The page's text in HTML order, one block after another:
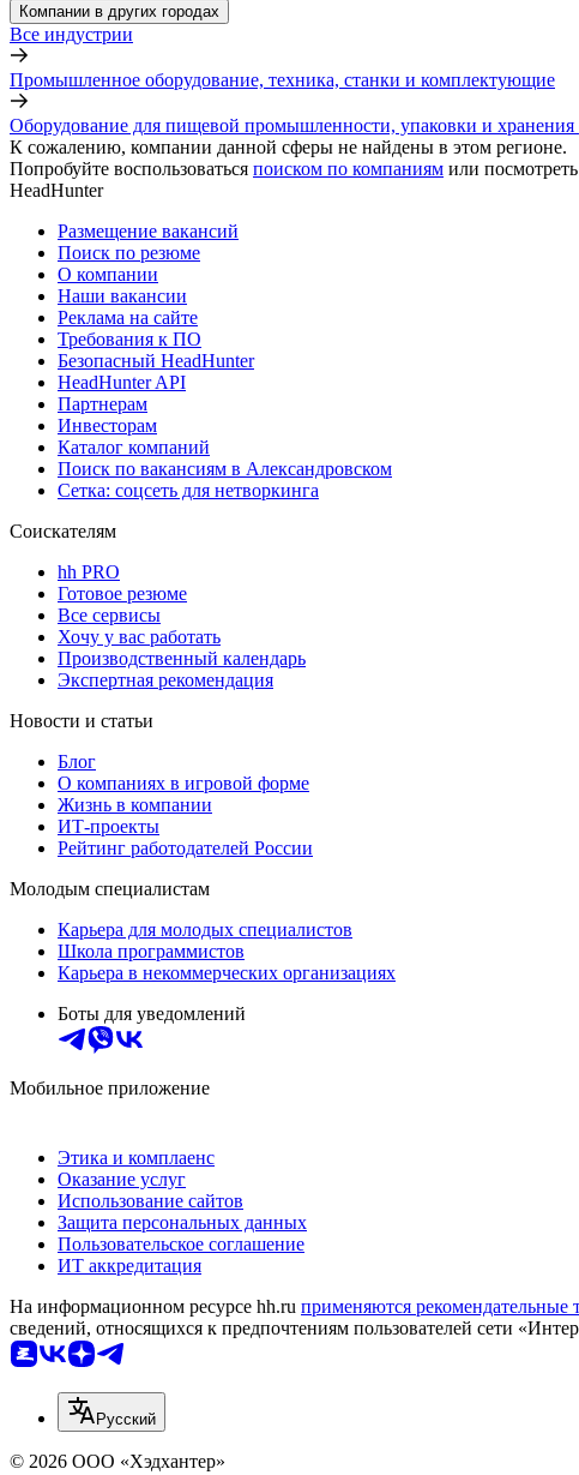
Компании в других городах
Все индустрии
Промышленное оборудование, техника, станки и комплектующие
Оборудование для пищевой промышленности, упаковки и хранения
К сожалению, компании данной сферы не найдены в этом регионе.
Попробуйте воспользоваться поиском по компаниям или посмотреть
HeadHunter
Размещение вакансий
Поиск по резюме
О компании
Наши вакансии
Реклама на сайте
Требования к ПО
Безопасный HeadHunter
HeadHunter API
Партнерам
Инвесторам
Каталог компаний
Поиск по вакансиям в Александровском
Сетка: соцсеть для нетворкинга
Соискателям
hh PRO
Готовое резюме
Все сервисы
Хочу у вас работать
Производственный календарь
Экспертная рекомендация
Новости и статьи
Блог
О компаниях в игровой форме
Жизнь в компании
ИТ-проекты
Рейтинг работодателей России
Молодым специалистам
Карьера для молодых специалистов
Школа программистов
Карьера в некоммерческих организациях
Боты для уведомлений
Мобильное приложение
Этика и комплаенс
Оказание услуг
Использование сайтов
Защита персональных данных
Пользовательское соглашение
ИТ аккредитация
На информационном ресурсе hh.ru применяются рекомендательные
сведений, относящихся к предпочтениям пользователей сети
Русский
© 2026 ООО «Хэдхантер»